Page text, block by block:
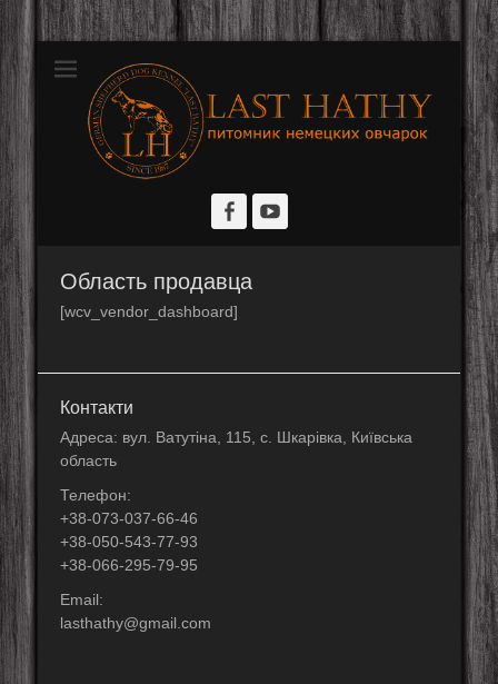
Розплідник німецьких вівчарок
Facebook
Область продавца
[wcv_vendor_dashboard]
Контакти
Адреса: вул. Ватутіна, 115, с. Шкарівка, Київська
область
Телефон:
+38-073-037-66-46
+38-050-543-77-93
+38-066-295-79-95
Email:
lasthathy@gmail.com